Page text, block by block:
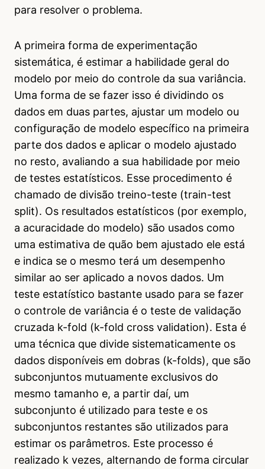
para resolver o problema.
A primeira forma de experimentação
sistemática, é estimar a habilidade geral do
modelo por meio do controle da sua variância.
Uma forma de se fazer isso é dividindo os
dados em duas partes, ajustar um modelo ou
configuração de modelo específico na primeira
parte dos dados e aplicar o modelo ajustado
no resto, avaliando a sua habilidade por meio
de testes estatísticos. Esse procedimento é
chamado de divisão treino-teste (train-test
split). Os resultados estatísticos (por exemplo,
a acuracidade do modelo) são usados como
uma estimativa de quão bem ajustado ele está
e indica se o mesmo terá um desempenho
similar ao ser aplicado a novos dados. Um
teste estatístico bastante usado para se fazer
o controle de variância é o teste de validação
cruzada k-fold (k-fold cross validation). Esta é
uma técnica que divide sistematicamente os
dados disponíveis em dobras (k-folds), que são
subconjuntos mutuamente exclusivos do
mesmo tamanho e, a partir daí, um
subconjunto é utilizado para teste e os
subconjuntos restantes são utilizados para
estimar os parâmetros. Este processo é
realizado k vezes, alternando de forma circular